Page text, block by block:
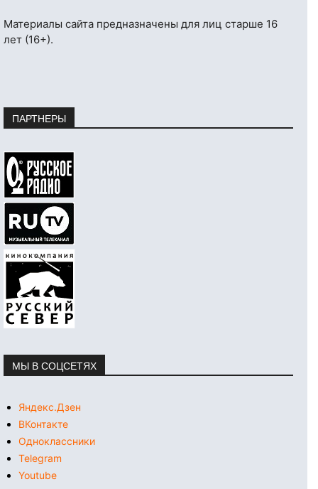
Материалы сайта предназначены для лиц старше 16
лет (16+).
ПАРТНЕРЫ
МЫ В СОЦСЕТЯХ
Яндекс.Дзен
ВКонтакте
Одноклассники
Telegram
Youtube